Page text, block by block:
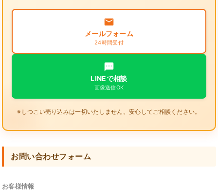
メールフォーム
24時間受付
LINEで相談
画像送信OK
※しつこい売り込みは一切いたしません。安心してご相談ください。
お問い合わせフォーム
お客様情報